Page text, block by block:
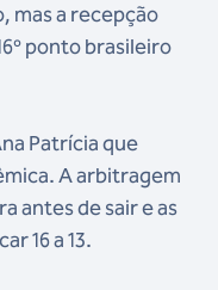
mas a recepção
ponto brasileiro
Patrícia que
A arbitragem
antes de sair e as
16 a 13.